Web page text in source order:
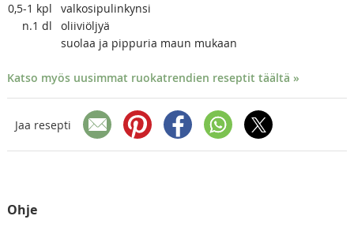
0,5-1 kpl
valkosipulinkynsi
n.1 dl
oliiviöljyä
suolaa ja pippuria maun mukaan
Katso myös uusimmat ruokatrendien reseptit täältä »
Jaa resepti
Ohje